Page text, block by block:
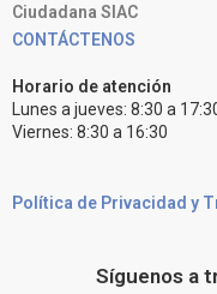
Ciudadana SIAC
CONTÁCTENOS
Horario de atención
Lunes a jueves: 8:30 a
Viernes: 8:30 a 16:30
Política de Privacidad y
Síguenos a